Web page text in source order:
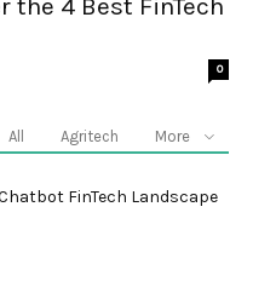
the 4 Best FinTech
0
All Agritech More
FinTech Landscape